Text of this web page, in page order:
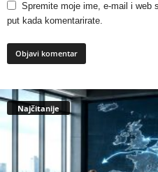
Spremite moje ime, e-mail i web
put kada komentarirate.
Najčitanije